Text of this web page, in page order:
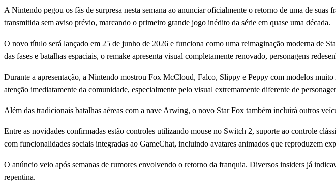
A Nintendo pegou os fãs de surpresa nesta semana ao anunciar oficialmente o retorno de uma de
transmitida sem aviso prévio, marcando o primeiro grande jogo inédito da série em quase uma década.
O novo título será lançado em 25 de junho de 2026 e funciona como uma reimaginação moderna de
das fases e batalhas espaciais, o remake apresenta visual completamente renovado, personagens
Durante a apresentação, a Nintendo mostrou Fox McCloud, Falco, Slippy e Peppy com modelos
atenção imediatamente da comunidade, especialmente pelo visual extremamente diferente de
Além das tradicionais batalhas aéreas com a nave Arwing, o novo Star Fox também incluirá outros
Entre as novidades confirmadas estão controles utilizando mouse no Switch 2, suporte ao controle
com funcionalidades sociais integradas ao GameChat, incluindo avatares animados que reproduzem
O anúncio veio após semanas de rumores envolvendo o retorno da franquia. Diversos insiders já
repentina.